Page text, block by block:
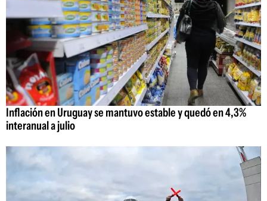
Inflación en Uruguay se mantuvo estable y quedó en 4,3%
interanual a julio